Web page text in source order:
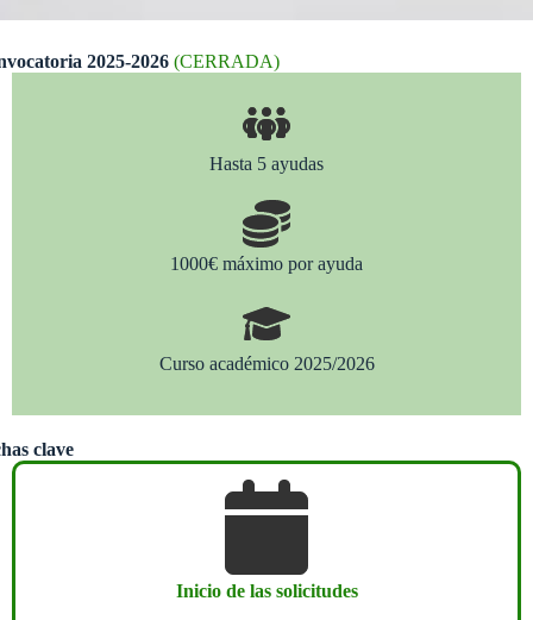
2025-2026 (CERRADA)
Hasta 5 ayudas
1000€ máximo por ayuda
Curso académico 2025/2026
clave
Inicio de las solicitudes